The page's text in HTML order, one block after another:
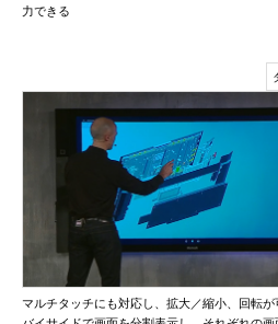
力できる
マルチタッチにも対応し、拡大／縮小、回転が